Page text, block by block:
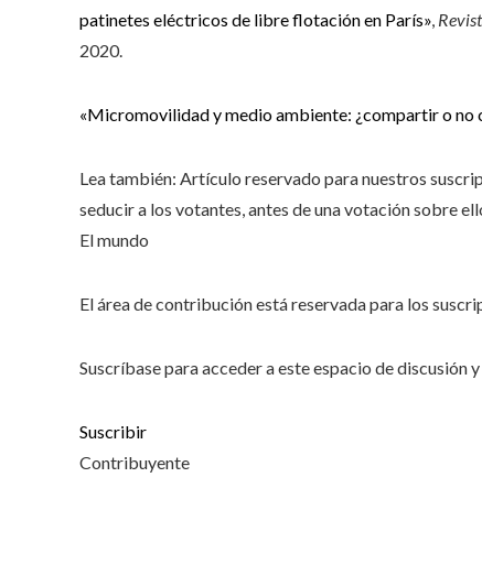
patinetes eléctricos de libre flotación en París»,
2020.
«Micromovilidad y medio ambiente: ¿compartir o no
Lea también: Artículo reservado para nuestros
seducir a los votantes, antes de una votación sobre
El mundo
El área de contribución está reservada para los
Suscríbase para acceder a este espacio de discusión
Suscribir
Contribuyente